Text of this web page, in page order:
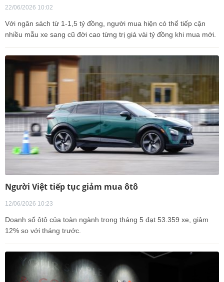
22/06/2026 10:02
Với ngân sách từ 1-1,5 tỷ đồng, người mua hiện có thể tiếp cận
nhiều mẫu xe sang cũ đời cao từng trị giá vài tỷ đồng khi mua mới.
Người Việt tiếp tục giảm mua ôtô
12/06/2026 10:23
Doanh số ôtô của toàn ngành trong tháng 5 đạt 53.359 xe, giảm
12% so với tháng trước.